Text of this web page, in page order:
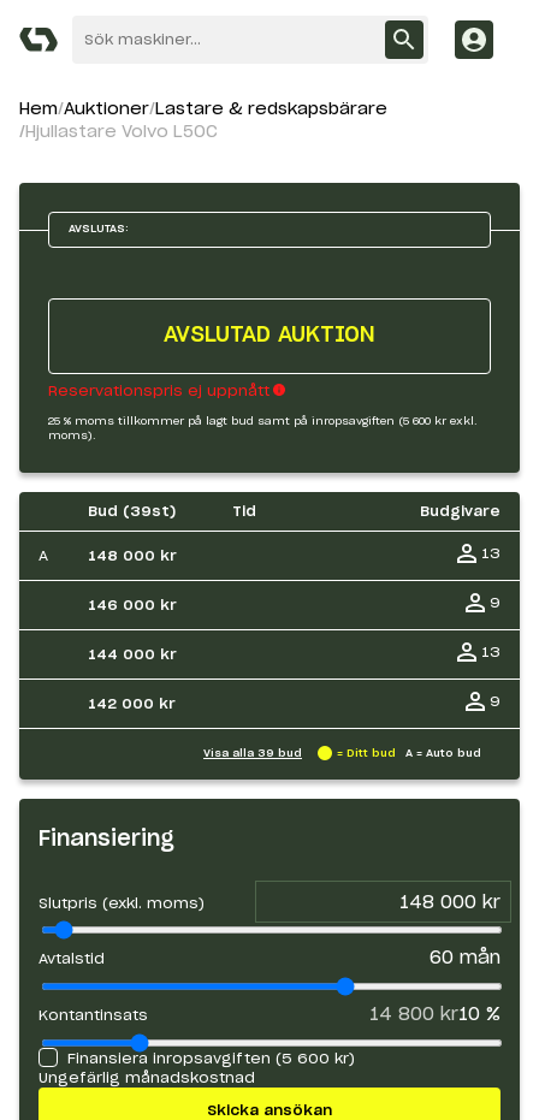
Hem Auktioner Lastare & redskapsbärare
Hjullastare Volvo L50C
AVSLUTAS:
AVSLUTAD AUKTION
Reservationspris ej uppnått
25 % moms tillkommer på lagt bud samt på inropsavgiften (5 600 kr exkl.
moms).
Bud (39st) Tid Budgivare
A 148 000 kr 13
146 000 kr 9
144 000 kr 13
142 000 kr 9
Visa alla 39 bud = Ditt bud A = Auto bud
Finansiering
Slutpris (exkl. moms)
Avtalstid 60 mån
Kontantinsats 14 800 kr10 %
Finansiera inropsavgiften (5 600 kr)
Ungefärlig månadskostnad
Skicka ansökan